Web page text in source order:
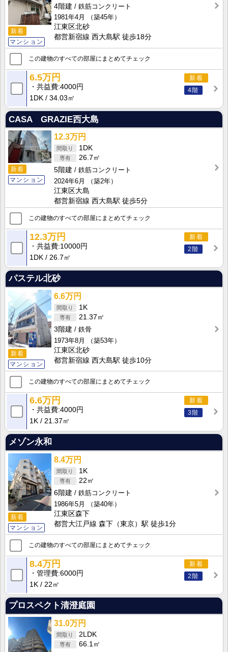
新着
マンション
4階建
鉄筋コンクリート
1981年4月
（築45年）
江東区北砂
都営新宿線 西大島駅 徒歩18分
この建物のすべての部屋にまとめてチェック
新着
4階
6.5万円
共益費 4000円
1DK
34.03㎡
CASA GRAZIE西大島
新着
マンション
12.3万円
1DK
26.7㎡
5階建
鉄筋コンクリート
2024年6月
（築2年）
江東区大島
都営新宿線 西大島駅 徒歩5分
この建物のすべての部屋にまとめてチェック
新着
2階
12.3万円
共益費 10000円
1DK
26.7㎡
パステル北砂
新着
マンション
6.6万円
1K
21.37㎡
3階建
鉄骨
1973年8月
（築53年）
江東区北砂
都営新宿線 西大島駅 徒歩10分
この建物のすべての部屋にまとめてチェック
新着
3階
6.6万円
共益費 4000円
1K
21.37㎡
メゾン永和
新着
マンション
8.4万円
1K
22㎡
6階建
鉄筋コンクリート
1986年5月
（築40年）
江東区森下
都営大江戸線 森下（東京）駅 徒歩1分
この建物のすべての部屋にまとめてチェック
新着
2階
8.4万円
管理費 6000円
1K
22㎡
プロスペクト清澄庭園
31.0万円
2LDK
66.1㎡